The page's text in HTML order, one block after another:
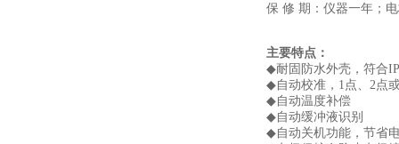
保 修 期：仪器一年；
主要特点：
◆耐固防水外壳，符合
◆自动校准， 1 点、 2点
◆自动温度补偿
◆自动缓冲液识别
◆自动关机功能，节省